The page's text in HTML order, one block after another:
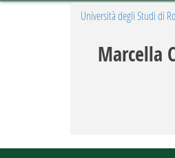
Università degli Studi di
Marcella